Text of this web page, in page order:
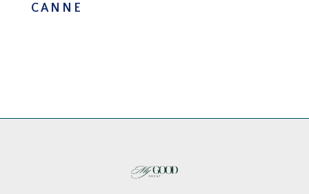
CANNE